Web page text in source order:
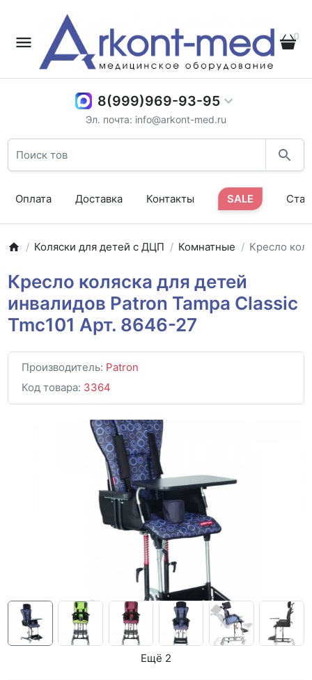
0
8(999)969-93-95
Эл. почта: info@arkont-med.ru
Оплата Доставка Контакты SALE
Коляски для детей с ДЦП Комнатные Кресло
Кресло коляска для детей
инвалидов Patron Tampa Classic
Tmc101 Арт. 8646-27
Производитель: Patron
Код товара: 3364
Ещё 2